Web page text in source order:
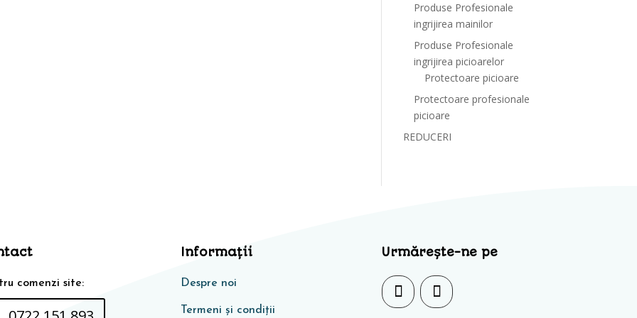
Produse Profesionale
ingrijirea mainilor
Produse Profesionale
ingrijirea picioarelor
Protectoare picioare
Protectoare profesionale
picioare
REDUCERI
comenzi site:
Informaţii
Despre noi
Termeni și condiții
Urmărește-ne pe